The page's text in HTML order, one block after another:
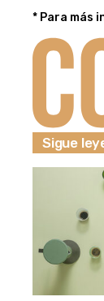
* Para más
Sigue